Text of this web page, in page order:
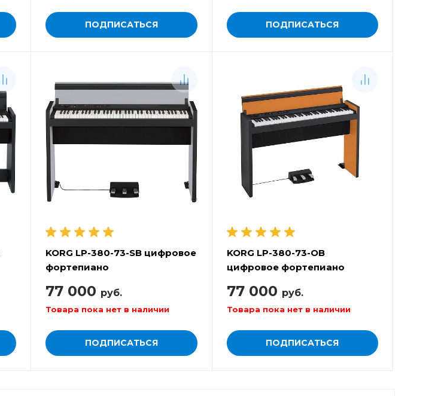
ПОДПИСАТЬСЯ ПОДПИСАТЬСЯ
KORG LP-380-73-SB цифровое
фортепиано
77 000 руб.
Товара пока нет в наличии
ПОДПИСАТЬСЯ
KORG LP-380-73-OB
цифровое фортепиано
77 000 руб.
Товара пока нет в наличии
ПОДПИСАТЬСЯ